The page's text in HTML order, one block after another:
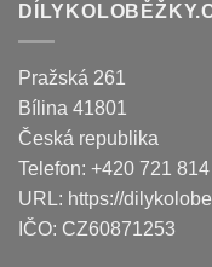
Pražská 261
Bílina 41801
Česká republika
Telefon: +420 721
URL: https://
IČO: CZ60871253